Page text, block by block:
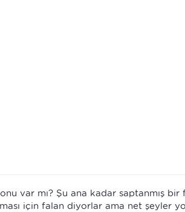
var mı? Şu ana kadar saptanmış
için falan diyorlar ama net şeyler